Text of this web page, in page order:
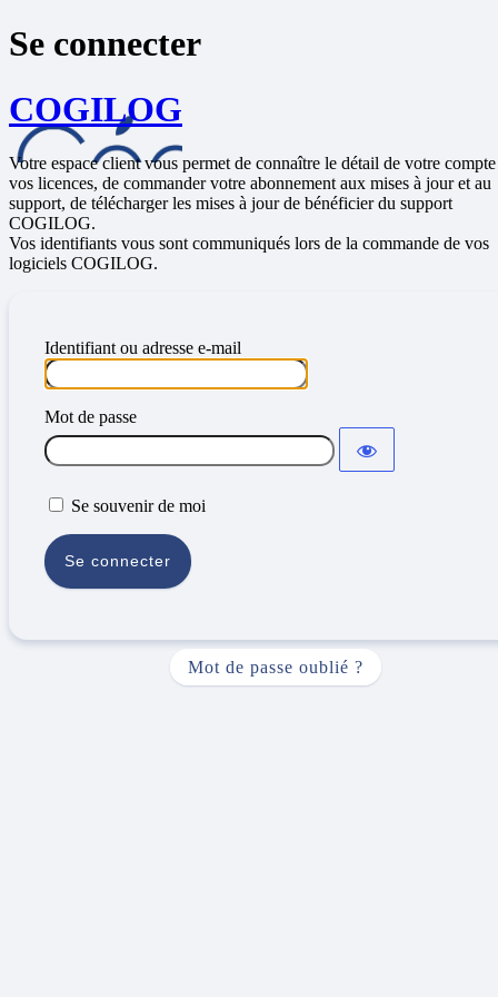
Se connecter
COGILOG
Votre espace client vous permet de connaître le détail de votre
vos licences, de commander votre abonnement aux mises à jour et au
support, de télécharger les mises à jour de bénéficier du support
COGILOG.
Vos identifiants vous sont communiqués lors de la commande de vos
logiciels COGILOG.
Identifiant ou adresse e-mail
Mot de passe
Se souvenir de moi
Mot de passe oublié ?